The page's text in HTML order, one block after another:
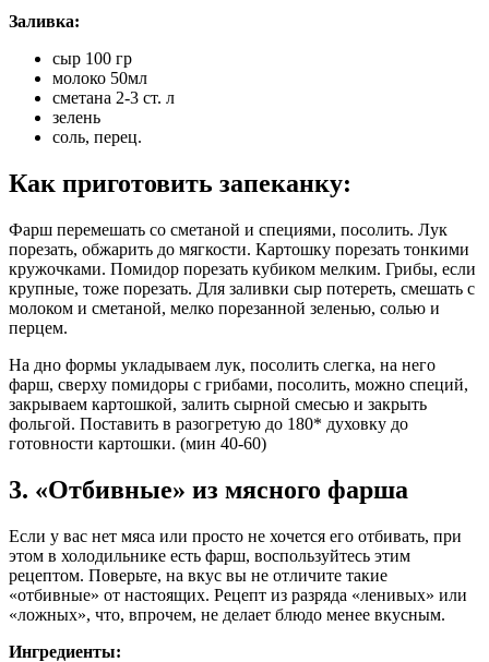
Заливка:
сыр 100 гр
молоко 50мл
сметана 2-3 ст. л
зелень
соль, перец.
Как приготовить запеканку:
Фарш перемешать со сметаной и специями, посолить. Лук
порезать, обжарить до мягкости. Картошку порезать тонкими
кружочками. Помидор порезать кубиком мелким. Грибы, если
крупные, тоже порезать. Для заливки сыр потереть, смешать с
молоком и сметаной, мелко порезанной зеленью, солью и
перцем.
На дно формы укладываем лук, посолить слегка, на него
фарш, сверху помидоры с грибами, посолить, можно специй,
закрываем картошкой, залить сырной смесью и закрыть
фольгой. Поставить в разогретую до 180* духовку до
готовности картошки. (мин 40-60)
3. «Отбивные» из мясного фарша
Если у вас нет мяса или просто не хочется его отбивать, при
этом в холодильнике есть фарш, воспользуйтесь этим
рецептом. Поверьте, на вкус вы не отличите такие
«отбивные» от настоящих. Рецепт из разряда «ленивых» или
«ложных», что, впрочем, не делает блюдо менее вкусным.
Ингредиенты: